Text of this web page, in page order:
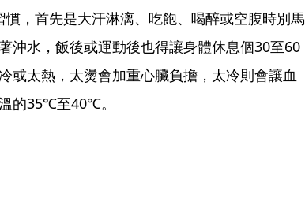
，首先是大汗淋漓、吃飽、喝醉或空腹時別馬
沖水，飯後或運動後也得讓身體休息個30至60
或太熱，太燙會加重心臟負擔，太冷則會讓血
的35℃至40℃。